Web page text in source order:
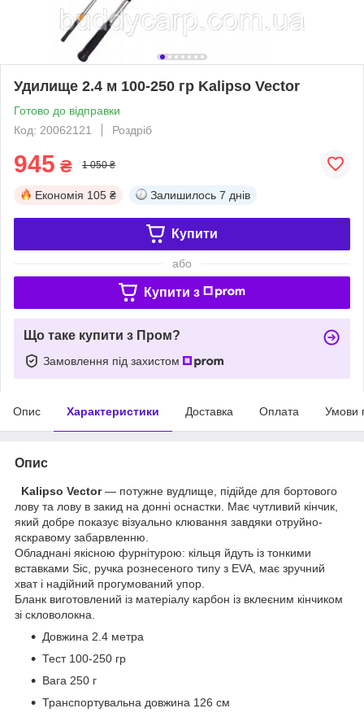
Удилище 2.4 м 100-250 гр Kalipso Vector
Готово до відправки
Код: 20062121
Роздріб
945 ₴ 1 050 ₴
Економія 105 ₴ Залишилось 7 днів
Купити
або
Купити з
Що таке купити з Пром?
Замовлення під захистом
Опис Характеристики Доставка Оплата Умови
Опис
Kalipso Vector— потужне вудлище, підійде для бортового
лову та лову в закид на донні оснастки. Має чутливий кінчик,
який добре показує візуально клювання завдяки отруйно-
яскравому забарвленню.
Обладнані якісною фурнітурою: кільця йдуть із тонкими
вставками Sic, ручка рознесеного типу з EVA, має зручний
хват і надійний прогумований упор.
Бланк виготовлений із матеріалу карбон із вклеєним кінчиком
зі скловолокна.
Довжина 2.4 метра
Тест 100-250 гр
Вага 250 г
Транспортувальна довжина 126 см